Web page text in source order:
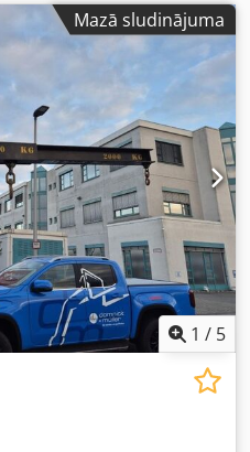
Mazā sludinājuma
1 / 5